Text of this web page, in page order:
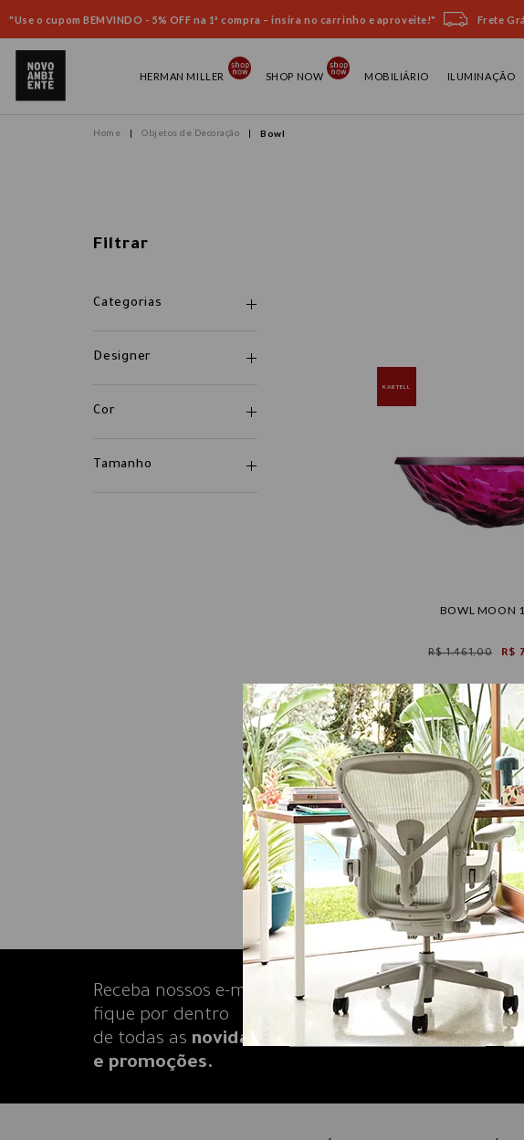
"Use o cupom BEMVINDO - 5% OFF na 1ª compra – insira no carrinho e aproveite!" Frete
HERMAN MILLER SHOP NOW MOBILIÁRIO ILUMINAÇÃO
Objetos de Decoração Bowl
Filtrar
Categorias
Designer
Cor
Tamanho
BOWL MOON
R$ 1.461,00 R$
KARTELL
Receba nossos e-mails e
fique por dentro
de todas as novidades
e promoções.